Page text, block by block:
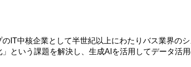
IT中核企業として半世紀以上にわたりバス業界の
という課題を解決し、生成AIを活用してデータ活